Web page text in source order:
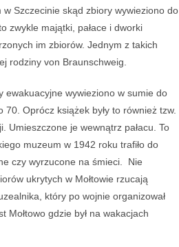
Szczecinie skąd zbiory wywieziono do
zwykle majątki, pałace i dworki
im zbiorów. Jednym z takich
rodziny von Braunschweig.
ewakuacyjne wywieziono w sumie do
Oprócz książek były to również tzw.
Umieszczone je wewnątrz pałacu. To
muzeum w 1942 roku trafiło do
czy wyrzucone na śmieci. Nie
ukrytych w Mołtowie rzucają
który po wojnie organizował
gdzie był na wakacjach